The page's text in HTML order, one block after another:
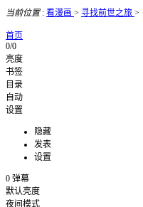
当前位置: 看漫画 > 寻找前世之旅 >
首页
0/0
亮度
书签
目录
自动
设置
隐藏
发表
设置
0 弹幕
默认亮度
夜间模式